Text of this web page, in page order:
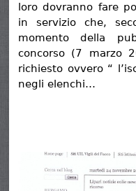
loro dovranno fare
in servizio che,
momento della
concorso (7 marzo
richiesto ovvero “
negli elenchi…